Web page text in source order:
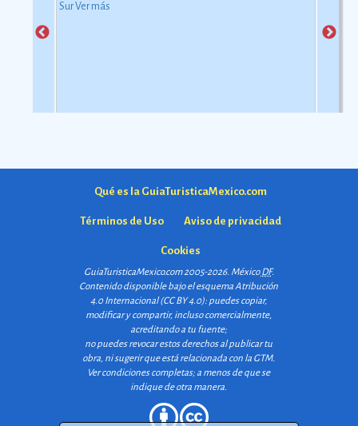
SurVer más
Qué es la GuiaTuristicaMexico.com
Términos de Uso Aviso de privacidad
Cookies
GuiaTuristicaMexico.com 2005-2026. MéxicoDF.
Contenido disponible bajo el esquemaAtribución
4.0 Internacional (CC BY 4.0): puedes copiar,
modificar y compartir, incluso comercialmente,
acreditando a tu fuente;
no puedes revocar estos derechos al publicar tu
obra, ni sugerir que está relacionada con la GTM.
Ver condiciones completas; a menos de que se
indique de otra manera.